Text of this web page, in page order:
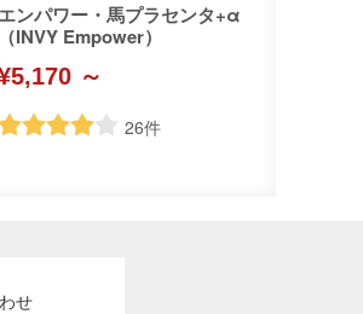
エンパワー・馬プラセンタ+α
（INVY Empower）
～
26件
せ